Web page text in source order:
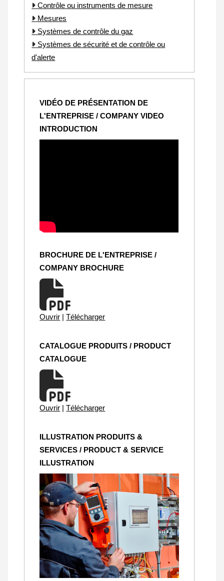
Contrôle ou instruments de mesure
Mesures
Systèmes de contrôle du gaz
Systèmes de sécurité et de contrôle ou
d'alerte
VIDÉO DE PRÉSENTATION DE
L'ENTREPRISE / COMPANY VIDEO
INTRODUCTION
BROCHURE DE L'ENTREPRISE /
COMPANY BROCHURE
Ouvrir | Télécharger
CATALOGUE PRODUITS / PRODUCT
CATALOGUE
Ouvrir | Télécharger
ILLUSTRATION PRODUITS &
SERVICES / PRODUCT & SERVICE
ILLUSTRATION